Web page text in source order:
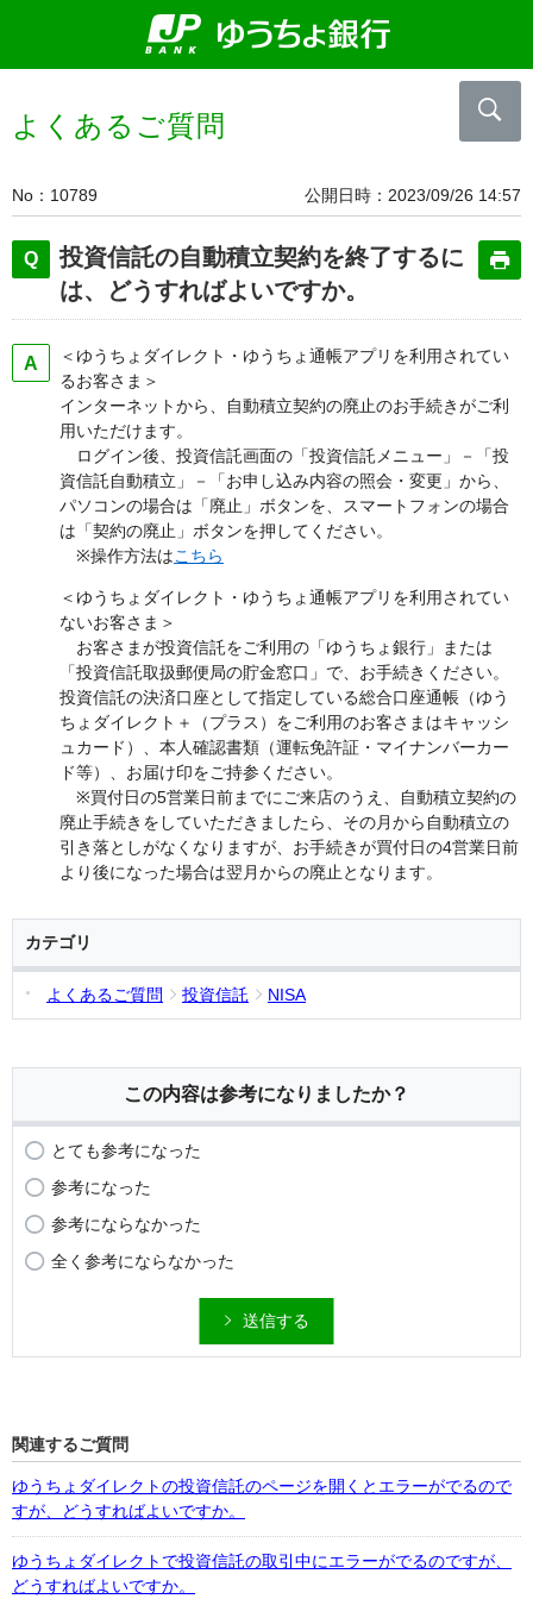
よくあるご質問
No 10789 公開日時 2023/09/26 14:57
投資信託の自動積立契約を終了するに
は、どうすればよいですか。
＜ゆうちょダイレクト・ゆうちょ通帳アプリを利用されてい
るお客さま＞
インターネットから、自動積立契約の廃止のお手続きがご利
用いただけます。
ログイン後、投資信託画面の「投資信託メニュー」－「投
資信託自動積立」－「お申し込み内容の照会・変更」から、
パソコンの場合は「廃止」ボタンを、スマートフォンの場合
は「契約の廃止」ボタンを押してください。
※操作方法はこちら
＜ゆうちょダイレクト・ゆうちょ通帳アプリを利用されてい
ないお客さま＞
お客さまが投資信託をご利用の「ゆうちょ銀行」または
「投資信託取扱郵便局の貯金窓口」で、お手続きください。
投資信託の決済口座として指定している総合口座通帳（ゆう
ちょダイレクト＋（プラス）をご利用のお客さまはキャッシ
ュカード）、本人確認書類（運転免許証・マイナンバーカー
ド等）、お届け印をご持参ください。
※買付日の5営業日前までにご来店のうえ、自動積立契約の
廃止手続きをしていただきましたら、その月から自動積立の
引き落としがなくなりますが、お手続きが買付日の4営業日前
より後になった場合は翌月からの廃止となります。
カテゴリ
よくあるご質問 投資信託 NISA
この内容は参考になりましたか？
とても参考になった
参考になった
参考にならなかった
全く参考にならなかった
送信する
関連するご質問
ゆうちょダイレクトの投資信託のページを開くとエラーがでるので
すが、どうすればよいですか。
ゆうちょダイレクトで投資信託の取引中にエラーがでるのですが、
どうすればよいですか。